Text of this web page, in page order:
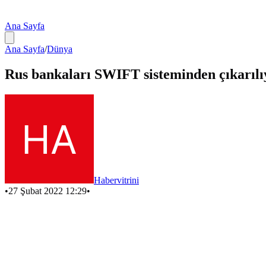
Ana Sayfa
Ana Sayfa/Dünya
Rus bankaları SWIFT sisteminden
Habervitrini
•27 Şubat 2022 12:29•